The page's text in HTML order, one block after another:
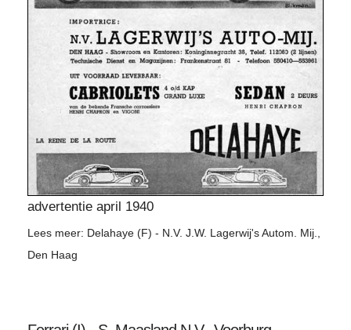
advertentie april 1940
Lees meer: Delahaye (F) - N.V. J.W. Lagerwij's Autom. Mij.,
Den Haag